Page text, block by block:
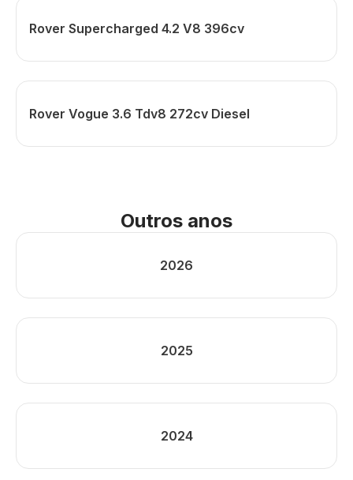
Rover Supercharged 4.2 V8 396cv
Rover Vogue 3.6 Tdv8 272cv Diesel
Outros anos
2026
2025
2024